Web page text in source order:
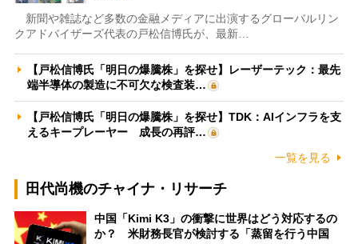
新聞や雑誌など多数の金融メディアに出演するグローバルリン
クアドバイザーズ代表の戸松信博氏が、最新…
【戸松信博氏「明日の爆騰株」を探せ】レーザーテック：最先
端半導体の製造に不可欠な検査装…
【戸松信博氏「明日の爆騰株」を探せ】TDK：AIインフラを支
えるキープレーヤー 成長の再評…
一覧を見る
田代尚機のチャイナ・リサーチ
中国「Kimi K3」の衝撃に世界はどう対応するの
か？ 米財務長官が検討する「蒸留を行う中国